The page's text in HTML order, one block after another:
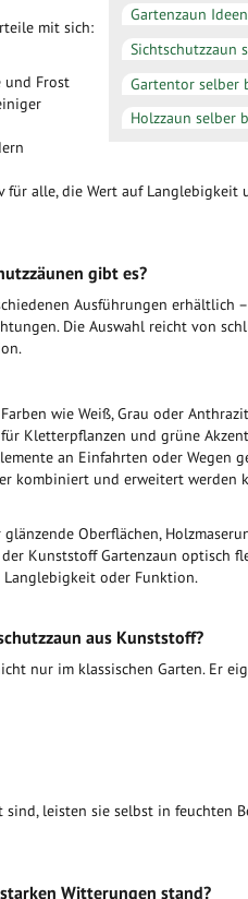
Gartenzaun
Sichtschutzzaun
Gartentor selber
Holzzaun selber
mit sich:
und Frost
für alle, die Wert auf
gibt es?
Ausführungen erhältlich
Die Auswahl reicht von
wie Weiß, Grau oder Anthrazit
Kletterpflanzen und grüne
an Einfahrten oder Wegen
kombiniert und erweitert werden
Oberflächen,
Kunststoff Gartenzaun optisch
Langlebigkeit oder Funktion.
aus Kunststoff?
nur im klassischen Garten. Er
leisten sie selbst in feuchten
Witterungen stand?